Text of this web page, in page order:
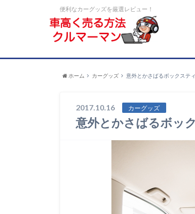
便利なカーグッズを厳選レビュー！
ホーム カーグッズ 意外とかさばるボックステ
2017.10.16 カーグッズ
意外とかさばるボッ